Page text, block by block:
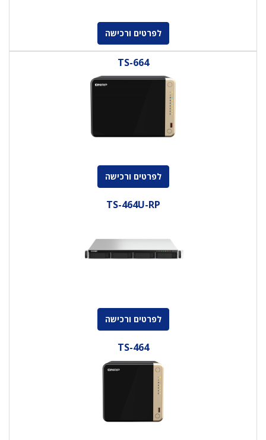
לפרטים ורכישה
TS-664
לפרטים ורכישה
TS-464U-RP
לפרטים ורכישה
TS-464